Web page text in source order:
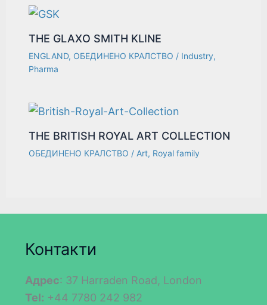
THE GLAXO SMITH KLINE
ENGLAND, ОБЕДИНЕНО КРАЛСТВО / Industry,
Pharma
THE BRITISH ROYAL ART COLLECTION
ОБЕДИНЕНО КРАЛСТВО / Art, Royal family
Контакти
Адрес: 37 Harraden Road, London
Tel: +44 7780 242 982